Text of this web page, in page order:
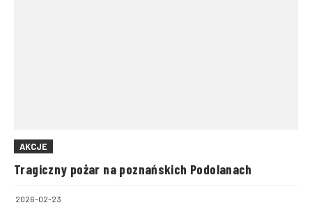
AKCJE
Tragiczny pożar na poznańskich Podolanach
2026-02-23